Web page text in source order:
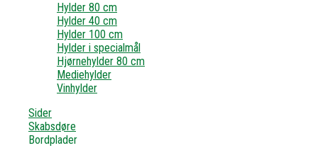
Hylder 80 cm
Hylder 40 cm
Hylder 100 cm
Hylder i specialmål
Hjørnehylder 80 cm
Mediehylder
Vinhylder
Sider
Skabsdøre
Bordplader